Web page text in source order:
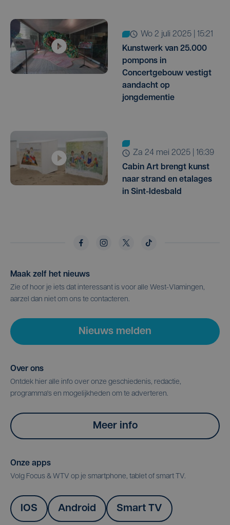
wo 2 juli 2025 | 15:21
Kunstwerk van 25.000
pompons in
Concertgebouw vestigt
aandacht op
jongdementie
za 24 mei 2025 | 16:39
Cabin Art brengt kunst
naar strand en etalages
in Sint-Idesbald
Maak zelf het nieuws
Zie of hoor je iets dat interessant is voor alle West-Vlamingen,
aarzel dan niet om ons te contacteren.
Nieuws melden
Over ons
Ontdek hier alle info over onze geschiedenis, redactie,
programma's en mogelijkheden om te adverteren.
Meer info
Onze apps
Volg Focus & WTV op je smartphone, tablet of smart TV.
IOS Android Smart TV